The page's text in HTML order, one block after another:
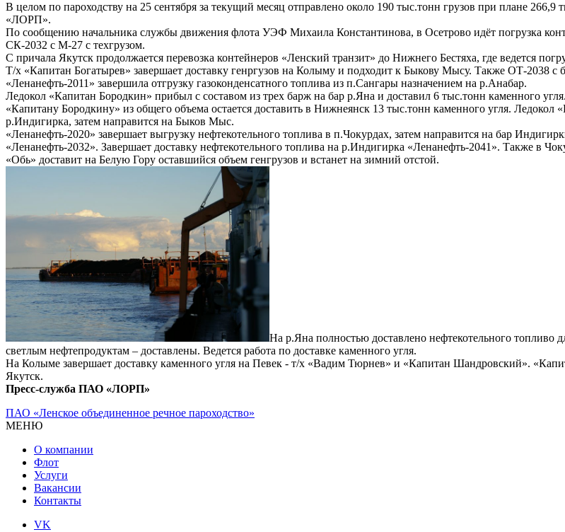
В целом по пароходству на 25 сентября за текущий месяц отправлено около 190 тыс.тонн грузов при плане
«ЛОРП».
По сообщению начальника службы движения флота УЭФ Михаила Константинова, в Осетрово идёт погрузка
СК-2032 с М-27 с техгрузом.
С причала Якутск продолжается перевозка контейнеров «Ленский транзит» до Нижнего Бестяха, где ведется
Т/х «Капитан Богатырев» завершает доставку генргузов на Колыму и подходит к Быкову Мысу. Также ОТ-2038 с
«Ленанефть-2011» завершила отгрузку газоконденсатного топлива из п.Сангары назначением на р.Анабар.
Ледокол «Капитан Бородкин» прибыл с составом из трех барж на бар р.Яна и доставил 6 тыс.тонн каменного
«Капитану Бородкину» из общего объема остается доставить в Нижнеянск 13 тыс.тонн каменного угля.
р.Индигирка, затем направится на Быков Мыс.
«Ленанефть-2020» завершает выгрузку нефтекотельного топлива в п.Чокурдах, затем направится на бар
«Ленанефть-2032». Завершает доставку нефтекотельного топлива на р.Индигирка «Ленанефть-2041». Также в
«Обь» доставит на Белую Гору оставшийся объем генгрузов и встанет на зимний отстой.
На р.Яна полностью доставлено нефтекотельного
светлым нефтепродуктам – доставлены. Ведется работа по доставке каменного угля.
На Колыме завершает доставку каменного угля на Певек - т/х «Вадим Тюрнев» и «Капитан Шандровский».
Якутск.
Пресс-служба ПАО «ЛОРП»
ПАО «Ленское объединенное речное пароходство»
МЕНЮ
О компании
Флот
Услуги
Вакансии
Контакты
VK